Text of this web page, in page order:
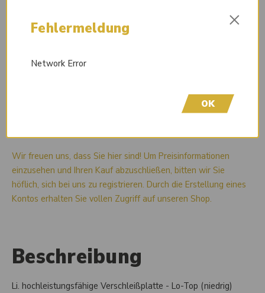
Wir freuen uns, dass Sie hier sind! Um Preisinformationen
einzusehen und Ihren Kauf abzuschließen, bitten wir Sie
höflich, sich bei uns zu registrieren. Durch die Erstellung eines
Kontos erhalten Sie vollen Zugriff auf unseren Shop.
Beschreibung
Li. hochleistungsfähige Verschleißplatte - Lo-Top (niedrig)
Fehlermeldung ×
Network Error
OK